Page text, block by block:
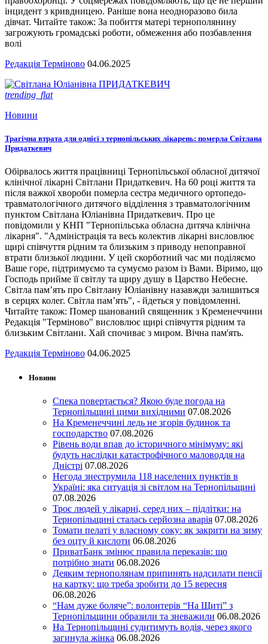
інцидент з кривдницею. Раніше вона неодноразово била
дівчат. Читайте також: За побиття матері тернополянину
загрожують громадські роботи, обмеження або позбавлення
волі
Редакція Терміново 04.06.2025
trending_flat
Новини
Трагічна втрата для однієї з тернопільських лікарень: померла Світлана
Придаткевич
Обірвалось життя працівниці Тернопільської обласної дитячої
клінічної лікарні Світлани Придаткевич. На 60 році життя та
після важкої хвороби померла сестра медичного ортопедо-
травматологічного дитячого відділення з травматологічним
пунктом Світлана Юліанівна Придаткевич. Про це
повідомили у КНП "Тернопільська обласна дитяча клінічна
лікарня". "Адміністрація та весь колектив лікарні висловлює
щирі співчуття рідним та близьким з приводу непоправної
втрати близької людини. У цей скорботний час ми поділяємо
Ваше горе, підтримуємо та сумуємо разом із Вами. Віримо, що
Господь прийме її світлу та щиру душу в Царство Небесне.
Світла пам’ять про Світлану Юліанівну назавжди залишиться
в серцях колег. Світла пам’ять", - йдеться у повідомленні.
Читайте також: Помер шанований священник з Кременеччини
Редакція "Терміново" висловлює щирі співчуття рідним та
близьким Світлани. Хай спочиває з миром. Вічна пам'ять.
Редакція Терміново 04.06.2025
Новини
Спека повертається? Якою буде погода на
Тернопільщині цими вихідними 07.08.2026
На Кременеччині ледь не згорів будинок та
господарство 07.08.2026
Рівень води впав до історичного мінімуму: які
будуть наслідки катастрофічного маловоддя на
Дністрі 07.08.2026
Негода знеструмила 118 населених пунктів в
Україні: яка ситуація зі світлом на Тернопільщині
07.08.2026
Троє людей у лікарні, серед них – підлітки: на
Тернопільщині сталась серйозна аварія 07.08.2026
Томати пелаті у власному соку: як закрити на зиму
без оцту й кислоти 06.08.2026
ПриватБанк змінює правила переказів: що
потрібно знати 06.08.2026
Деяким тернополянам припинять надсилати пенсії
на картку: що треба зробити до 15 вересня
06.08.2026
“Нам дуже боляче”: волонтерів “На Щиті” з
Тернопільщини образили та зневажили 06.08.2026
На Тернопільщині судитимуть водія, через якого
загинула жінка 06.08.2026